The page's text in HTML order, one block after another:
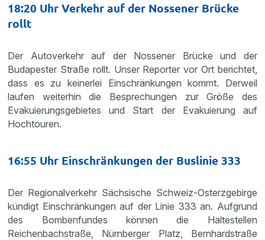
18:20 Uhr Verkehr auf der Nossener Brücke
rollt
Der Autoverkehr auf der Nossener Brücke und der
Budapester Straße rollt. Unser Reporter vor Ort berichtet,
dass es zu keinerlei Einschränkungen kommt. Derweil
laufen weiterhin die Besprechungen zur Größe des
Evakuierungsgebietes und Start der Evakuierung auf
Hochtouren.
16:55 Uhr Einschränkungen der Buslinie 333
Der Regionalverkehr Sächsische Schweiz-Osterzgebirge
kündigt Einschränkungen auf der Linie 333 an. Aufgrund
des Bombenfundes können die Haltestellen
Reichenbachstraße, Nürnberger Platz, Bernhardstraße